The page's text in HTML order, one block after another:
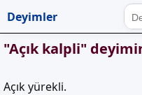
Deyimler
"Açık kalpli"
Açık yürekli.